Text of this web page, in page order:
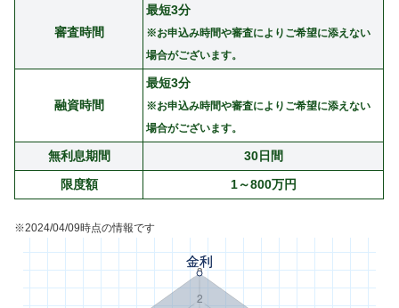
審査時間
最短3分
※お申込み時間や審査によりご希望に添えない
場合がございます。
融資時間
最短3分
※お申込み時間や審査によりご希望に添えない
場合がございます。
無利息期間
30日間
限度額
1～800万円
※2024/04/09時点の情報です